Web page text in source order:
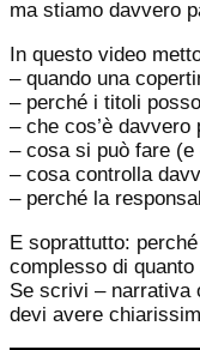
ma stiamo davvero
In questo video
– quando una
– perché i titoli
– che cos’è
– cosa si può fare
– cosa controlla
– perché la
E soprattutto:
complesso di quanto
Se scrivi – narrativa
devi avere